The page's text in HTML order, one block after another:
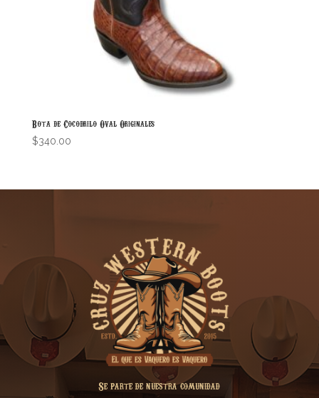
Bota de Cocodrilo Oval Originales
$340.00
Se parte de nuestra comunidad